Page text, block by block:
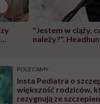
"Jestem w ciąży,
należy?".
pracy
POLECAMY
Insta Pediatra o
większość rodziców,
rezygnują ze